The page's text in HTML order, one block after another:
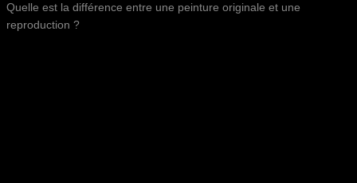
Quelle est la différence entre une peinture originale et une
reproduction ?